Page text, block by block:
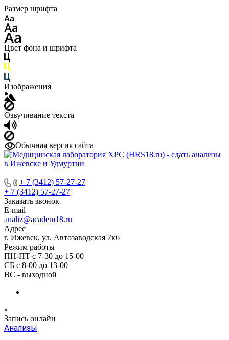
Размер шрифта
Цвет фона и шрифта
Изображения
Озвучивание текста
Обычная версия сайта
+ 7 (3412) 57-27-27
+ 7 (3412) 57-27-27
Заказать звонок
E-mail
analiz@academ18.ru
Адрес
г. Ижевск, ул. Автозаводская 7к6
Режим работы
ПН-ПТ с 7-30 до 15-00
СБ с 8-00 до 13-00
ВС - выходной
Запись онлайн
Анализы